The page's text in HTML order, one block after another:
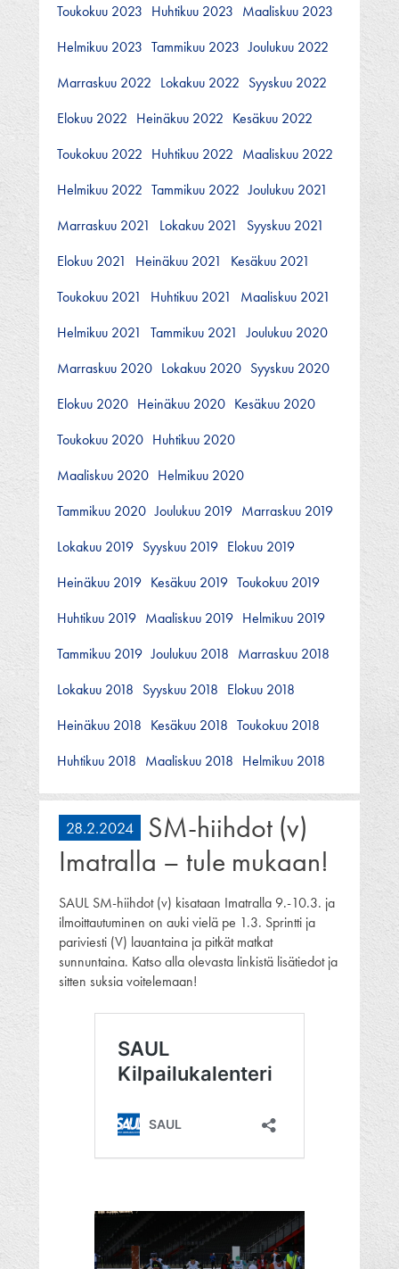
Toukokuu 2023 Huhtikuu 2023 Maaliskuu 2023
Helmikuu 2023 Tammikuu 2023 Joulukuu 2022
Marraskuu 2022 Lokakuu 2022 Syyskuu 2022
Elokuu 2022 Heinäkuu 2022 Kesäkuu 2022
Toukokuu 2022 Huhtikuu 2022 Maaliskuu 2022
Helmikuu 2022 Tammikuu 2022 Joulukuu 2021
Marraskuu 2021
Lokakuu 2021
Syyskuu 2021
Elokuu 2021
Heinäkuu 2021
Kesäkuu 2021
Toukokuu 2021
Huhtikuu 2021
Maaliskuu 2021
Helmikuu 2021
Tammikuu 2021
Joulukuu 2020
Marraskuu 2020 Lokakuu 2020 Syyskuu 2020
Elokuu 2020 Heinäkuu 2020 Kesäkuu 2020
Toukokuu 2020 Huhtikuu 2020
Maaliskuu 2020 Helmikuu 2020
Tammikuu 2020 Joulukuu 2019 Marraskuu 2019
Lokakuu 2019 Syyskuu 2019 Elokuu 2019
Heinäkuu 2019 Kesäkuu 2019 Toukokuu 2019
Huhtikuu 2019 Maaliskuu 2019 Helmikuu 2019
Tammikuu 2019 Joulukuu 2018 Marraskuu 2018
Lokakuu 2018 Syyskuu 2018 Elokuu 2018
Heinäkuu 2018 Kesäkuu 2018 Toukokuu 2018
Huhtikuu 2018 Maaliskuu 2018 Helmikuu 2018
28.2.2024
SM-hiihdot (v)
Imatralla – tule mukaan!
SAUL SM-hiihdot (v) kisataan Imatralla 9.-10.3. ja
ilmoittautuminen on auki vielä pe 1.3. Sprintti ja
pariviesti (V) lauantaina ja pitkät matkat
sunnuntaina. Katso alla olevasta linkistä lisätiedot ja
sitten suksia voitelemaan!